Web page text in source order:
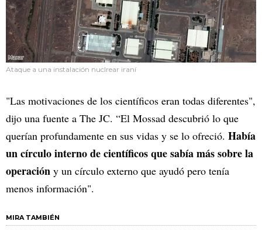
Ataque a una instalación nuclrear iraní
"Las motivaciones de los científicos eran todas diferentes",
dijo una fuente a The JC. “El Mossad descubrió lo que
querían profundamente en sus vidas y se lo ofreció. Había
un círculo interno de científicos que sabía más sobre la
operación y un círculo externo que ayudó pero tenía
menos información".
MIRA TAMBIÉN